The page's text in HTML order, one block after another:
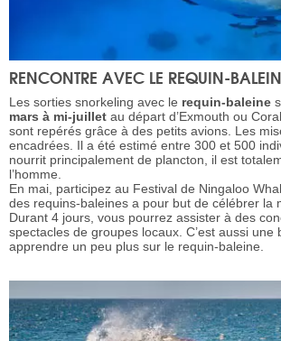
RENCONTRE AVEC LE REQUIN-
Les sorties snorkeling avec le requin-baleine
mars à mi-juillet au départ d’Exmouth ou
sont repérés grâce à des petits avions. Les
encadrées. Il a été estimé entre 300 et 500
nourrit principalement de plancton, il est
l’homme.
En mai, participez au Festival de Ningaloo
des requins-baleines a pour but de célébrer la
Durant 4 jours, vous pourrez assister à des
spectacles de groupes locaux. C’est aussi une
apprendre un peu plus sur le requin-baleine.